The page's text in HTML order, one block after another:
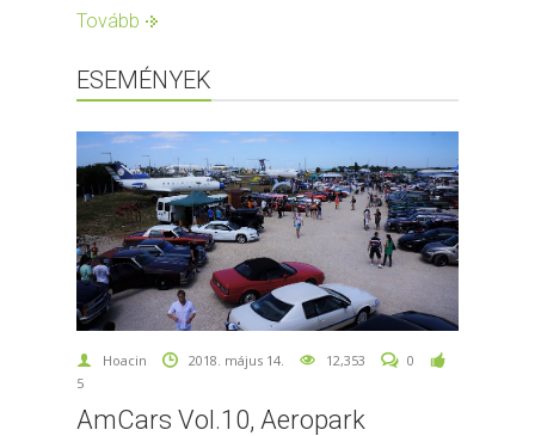
Tovább
ESEMÉNYEK
Hoacin 2018. május 14. 12,353
0
5
AmCars Vol.10, Aeropark